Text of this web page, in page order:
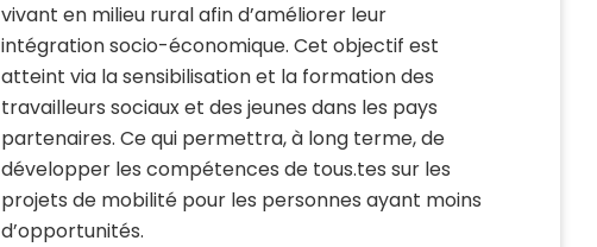
vivant en milieu rural afin d’améliorer leur
intégration socio-économique. Cet objectif est
atteint via la sensibilisation et la formation des
travailleurs sociaux et des jeunes dans les pays
partenaires. Ce qui permettra, à long terme, de
développer les compétences de tous.tes sur les
projets de mobilité pour les personnes ayant moins
d’opportunités.